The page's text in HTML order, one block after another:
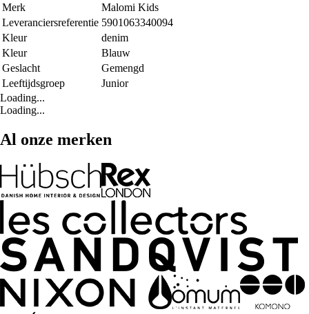
Merk
Malomi Kids
Leveranciersreferentie 5901063340094
Kleur
denim
Kleur
Blauw
Geslacht
Gemengd
Leeftijdsgroep
Junior
Loading...
Loading...
Al onze merken